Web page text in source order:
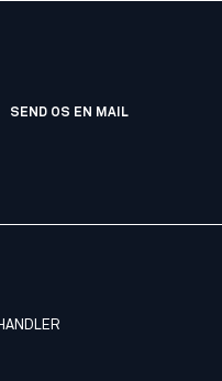
SEND OS EN MAIL